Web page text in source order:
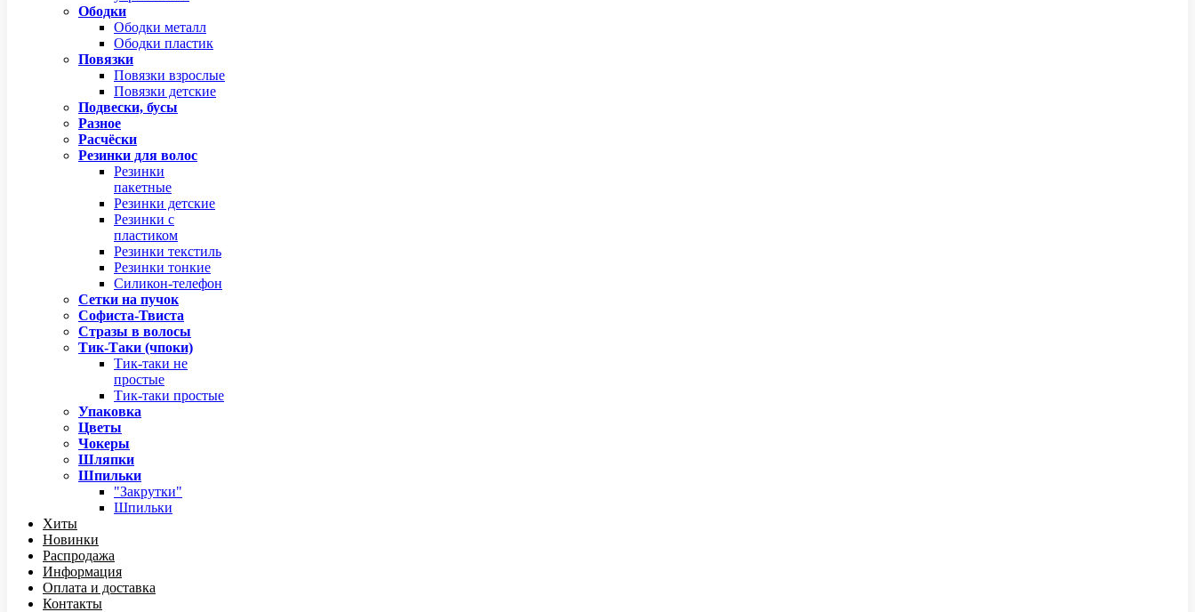
Ободки
Ободки металл
Ободки пластик
Повязки
Повязки взрослые
Повязки детские
Подвески, бусы
Разное
Расчёски
Резинки для волос
Резинки
пакетные
Резинки детские
Резинки с
пластиком
Резинки текстиль
Резинки тонкие
Силикон-телефон
Сетки на пучок
Софиста-Твиста
Стразы в волосы
Тик-Таки (чпоки)
Тик-таки не
простые
Тик-таки простые
Упаковка
Цветы
Чокеры
Шляпки
Шпильки
"Закрутки"
Шпильки
Хиты
Новинки
Распродажа
Информация
Оплата и доставка
Контакты